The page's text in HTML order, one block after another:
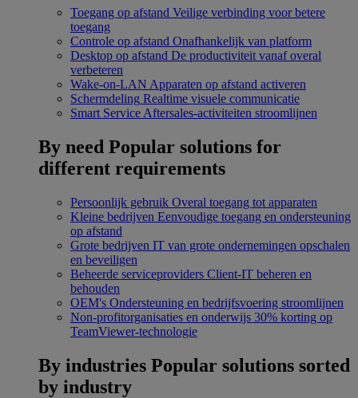
Toegang op afstand Veilige verbinding voor betere
toegang
Controle op afstand Onafhankelijk van platform
Desktop op afstand De productiviteit vanaf overal
verbeteren
Wake-on-LAN Apparaten op afstand activeren
Schermdeling Realtime visuele communicatie
Smart Service Aftersales-activiteiten stroomlijnen
By need Popular solutions for
different requirements
Persoonlijk gebruik Overal toegang tot apparaten
Kleine bedrijven Eenvoudige toegang en ondersteuning
op afstand
Grote bedrijven IT van grote ondernemingen opschalen
en beveiligen
Beheerde serviceproviders Client-IT beheren en
behouden
OEM's Ondersteuning en bedrijfsvoering stroomlijnen
Non-profitorganisaties en onderwijs 30% korting op
TeamViewer-technologie
By industries Popular solutions sorted
by industry